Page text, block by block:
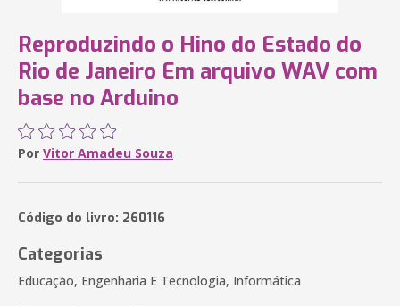
Reproduzindo o Hino do Estado do
Rio de Janeiro Em arquivo WAV com
base no Arduino
Por Vitor Amadeu Souza
Código do livro: 260116
Categorias
Educação, Engenharia E Tecnologia, Informática